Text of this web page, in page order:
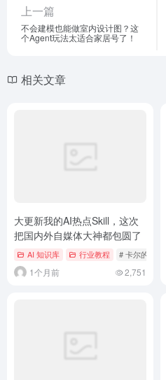
上一篇
不会建模也能做室内设计图？这
个Agent玩法太适合家居号了！
相关文章
大更新我的AI热点Skill，这次
把国内外自媒体大神都包圆了
AI 知识库 行业教程 # 卡尔的AI沃茨
1个月前 2,751